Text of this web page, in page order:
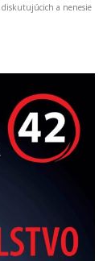
diskutujúcich a nenesie